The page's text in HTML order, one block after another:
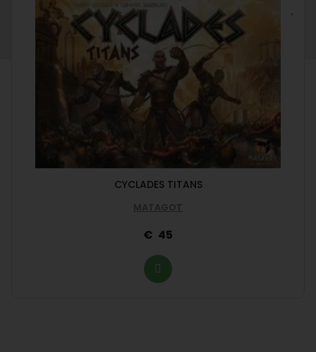
CYCLADES TITANS
MATAGOT
45